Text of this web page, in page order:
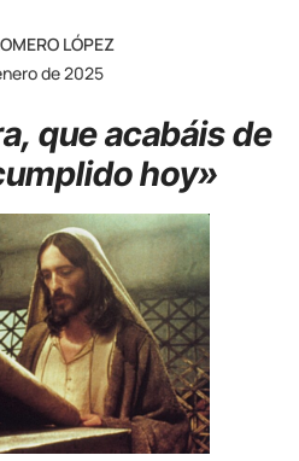
LÓPEZ
de 2025
que acabáis de
hoy»